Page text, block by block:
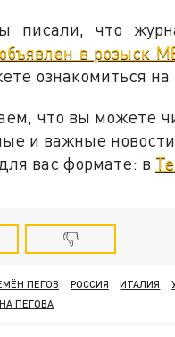
писали, что
объявлен в розыск
ознакомиться
что вы можете
и важные
вас формате: в
ПЕГОВ РОССИЯ ИТАЛИЯ
ПЕГОВА